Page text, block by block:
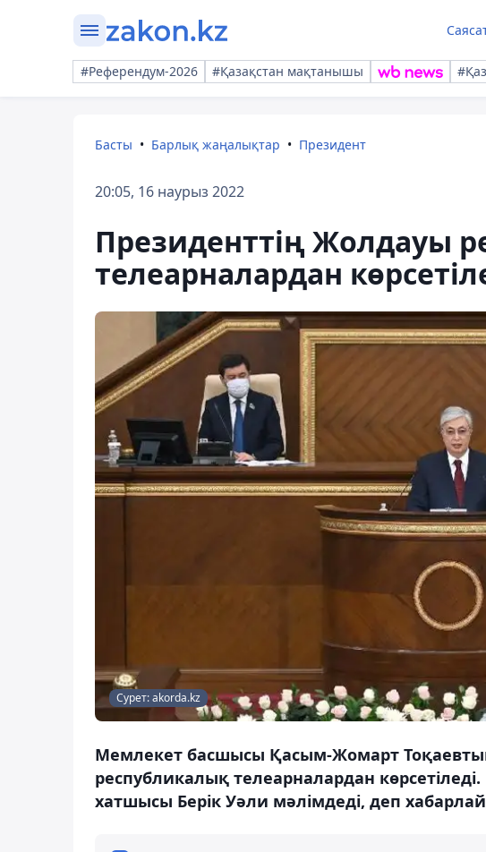
#Референдум-2026 #Қазақстан мақтанышы
Басты Барлық жаңалықтар Президент
20:05, 16 наурыз 2022
Президенттің Жолдауы
телеарналардан
Сурет: akorda.kz
Мемлекет басшысы Қасым-Жомарт
республикалық телеарналардан
хатшысы Берік Уәли мәлімдеді, деп